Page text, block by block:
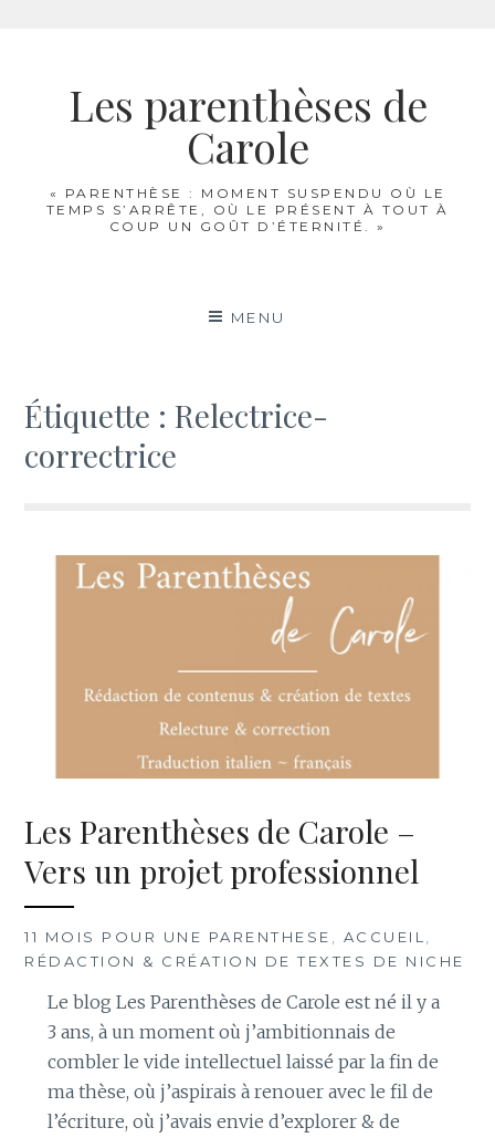
Les parenthèses de
Carole
« PARENTHÈSE : MOMENT SUSPENDU OÙ LE
TEMPS S’ARRÊTE, OÙ LE PRÉSENT À TOUT À
COUP UN GOÛT D’ÉTERNITÉ. »
MENU
Étiquette :Relectrice-
correctrice
Les Parenthèses de Carole –
Vers un projet professionnel
11 MOIS POUR UNE PARENTHESE ACCUEIL
RÉDACTION & CRÉATION DE TEXTES DE NICHE
Le blog Les Parenthèses de Carole est né il y a
3 ans, à un moment où j’ambitionnais de
combler le vide intellectuel laissé par la fin de
ma thèse, où j’aspirais à renouer avec le fil de
l’écriture, où j’avais envie d’explorer & de